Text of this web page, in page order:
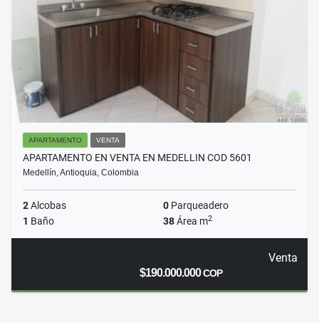
APARTAMENTO VENTA
APARTAMENTO EN VENTA EN MEDELLIN COD 5601
Medellín, Antioquia, Colombia
2Alcobas 0 Parqueadero
1 Baño 38Área m2
Venta
$190.000.000COP